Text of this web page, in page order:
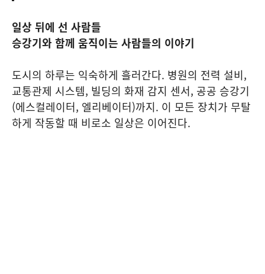
일상 뒤에 선 사람들
승강기와 함께 움직이는 사람들의 이야기
도시의 하루는 익숙하게 흘러간다. 병원의 전력 설비,
교통관제 시스템, 빌딩의 화재 감지 센서, 공공 승강기
(에스컬레이터, 엘리베이터)까지. 이 모든 장치가 무탈
하게 작동할 때 비로소 일상은 이어진다.